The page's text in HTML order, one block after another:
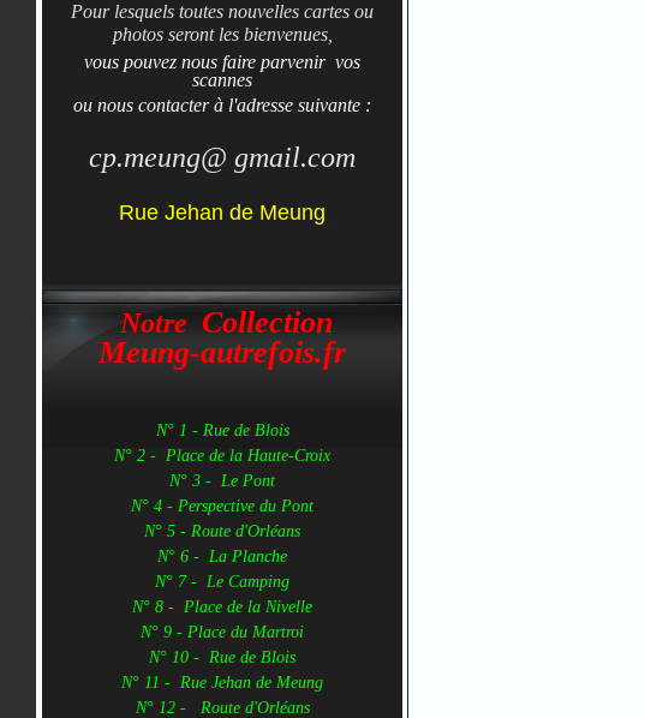
Pour lesquels toutes nouvelles cartes ou
photos seront les bienvenues,
vous pouvez nous faire parvenir vos
scannes
ou nous contacter à l'adresse suivante :
cp.meung@ gmail.com
Rue Jehan de Meung
Notre Collection
Meung-autrefois.fr
N° 1 - Rue de Blois
N° 2 - Place de la Haute-Croix
N° 3 - Le Pont
N° 4 - Perspective du Pont
N° 5 - Route d'Orléans
N° 6 - La Planche
N° 7 - Le Camping
N° 8 - Place de la Nivelle
N° 9 - Place du Martroi
N° 10 - Rue de Blois
N° 11 - Rue Jehan de Meung
N° 12 - Route d'Orléans